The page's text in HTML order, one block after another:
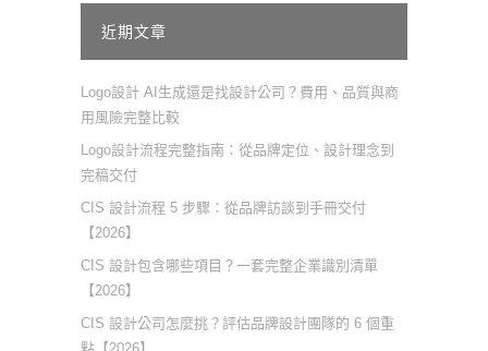
近期文章
Logo設計 AI生成還是找設計公司？費用、品質與商
用風險完整比較
Logo設計流程完整指南：從品牌定位、設計理念到
完稿交付
CIS 設計流程 5 步驟：從品牌訪談到手冊交付
【2026】
CIS 設計包含哪些項目？一套完整企業識別清單
【2026】
CIS 設計公司怎麼挑？評估品牌設計團隊的 6 個重